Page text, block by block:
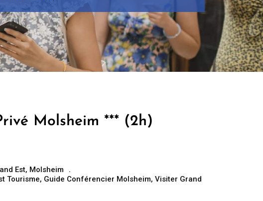
Molsheim *** (2h)
Est, Molsheim
Tourisme, Guide Conférencier Molsheim, Visiter Grand